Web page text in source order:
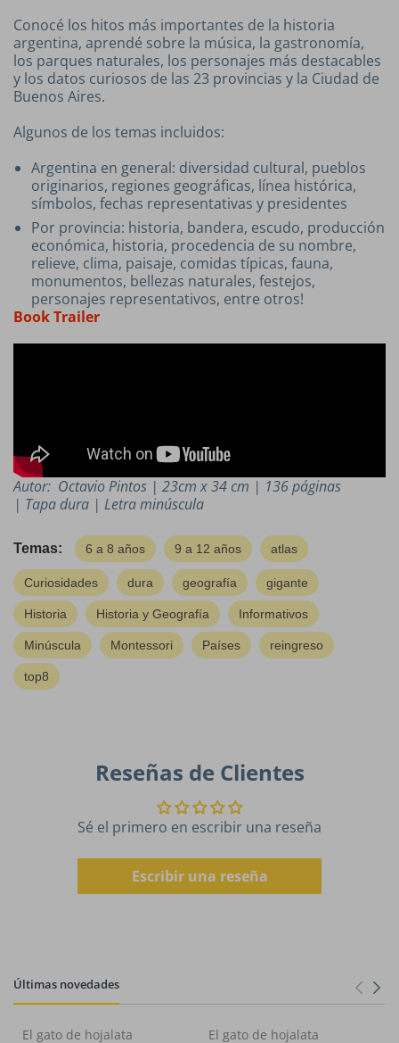
Conocé los hitos más importantes de la historia
argentina, aprendé sobre la música, la gastronomía,
los parques naturales, los personajes más destacables
y los datos curiosos de las 23 provincias y la Ciudad de
Buenos Aires.
Algunos de los temas incluidos:
Argentina en general: diversidad cultural, pueblos
originarios, regiones geográficas, línea histórica,
símbolos, fechas representativas y presidentes
Por provincia: historia, bandera, escudo, producción
económica, historia, procedencia de su nombre,
relieve, clima, paisaje, comidas típicas, fauna,
monumentos, bellezas naturales, festejos,
personajes representativos, entre otros!
Book Trailer
Autor: Octavio Pintos | 23cm x 34 cm | 136 páginas
| Tapa dura | Letra minúscula
Temas: 6 a 8 años 9 a 12 años atlas
Curiosidades dura geografía gigante
Historia Historia y Geografía Informativos
Minúscula Montessori Países reingreso
top8
Reseñas de Clientes
Sé el primero en escribir una reseña
Escribir una reseña
Últimas novedades
El gato de hojalata El gato de hojalata